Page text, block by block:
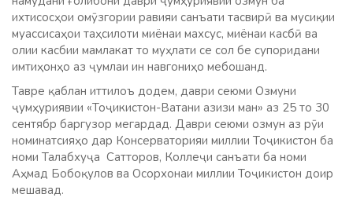
ихтисосҳои омӯзгории равияи санъати тасвирӣ ва мусиқии
муассисаҳои таҳсилоти миёнаи махсус, миёнаи касбӣ ва
олии касбии мамлакат то муҳлати се сол бе супоридани
имтиҳонҳо аз ҷумлаи ин навгониҳо мебошанд.
Тавре қаблан иттилоъ додем, даври сеюми Озмуни
ҷумҳуриявии «Тоҷикистон-Ватани азизи ман» аз 25 то 30
сентябр баргузор мегардад. Даври сеюми озмун аз рӯи
номинатсияҳо дар Консерваторияи миллии Тоҷикистон ба
номи Талабхуҷа Сатторов, Коллеҷи санъати ба номи
Аҳмад Бобоқулов ва Осорхонаи миллии Тоҷикистон доир
мешавад.